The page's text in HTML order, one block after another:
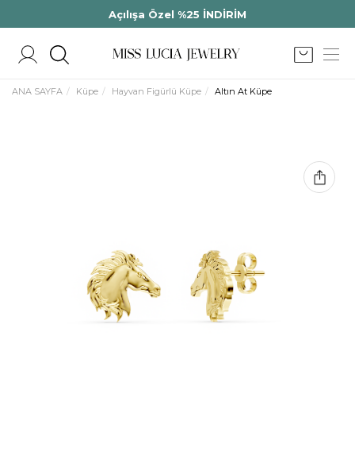
Açılışa Özel %25 İNDİRİM
ANA SAYFA Küpe Hayvan Figürlü Küpe Altın At Küpe